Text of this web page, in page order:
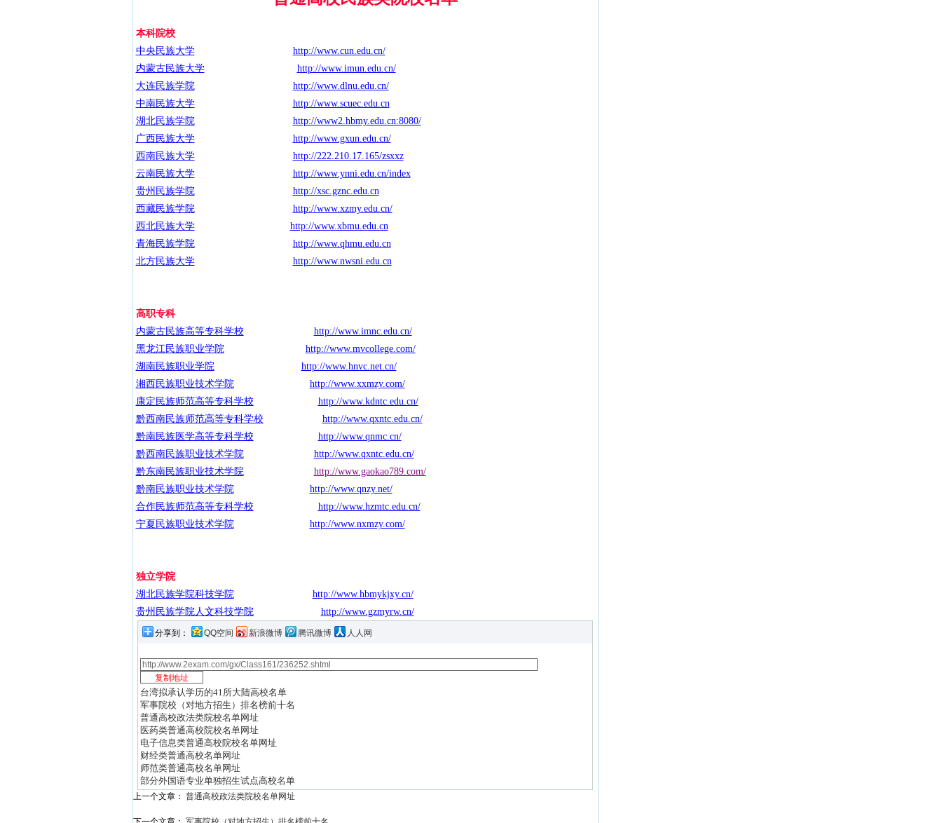
本科院校
中央民族大学
http://www.cun.edu.cn/
内蒙古民族大学
http://www.imun.edu.cn/
大连民族学院
http://www.dlnu.edu.cn/
中南民族大学
http://www.scuec.edu.cn
湖北民族学院
http://www2.hbmy.edu.cn:8080/
广西民族大学
http://www.gxun.edu.cn/
西南民族大学
http://222.210.17.165/zsxxz
云南民族大学
http://www.ynni.edu.cn/index
贵州民族学院
http://xsc.gznc.edu.cn
西藏民族学院
http://www.xzmy.edu.cn/
西北民族大学
http://www.xbmu.edu.cn
青海民族学院
http://www.qhmu.edu.cn
北方民族大学
http://www.nwsni.edu.cn
高职专科
内蒙古民族高等专科学校
http://www.imnc.edu.cn/
黑龙江民族职业学院
http://www.mvcollege.com/
湖南民族职业学院
http://www.hnvc.net.cn/
湘西民族职业技术学院
http://www.xxmzy.com/
康定民族师范高等专科学校
http://www.kdntc.edu.cn/
黔西南民族师范高等专科学校
http://www.qxntc.edu.cn/
黔南民族医学高等专科学校
http://www.qnmc.cn/
黔西南民族职业技术学院
http://www.qxntc.edu.cn/
黔东南民族职业技术学院
http://www.gaokao789.com/
黔南民族职业技术学院
http://www.qnzy.net/
合作民族师范高等专科学校
http://www.hzmtc.edu.cn/
宁夏民族职业技术学院
http://www.nxmzy.com/
独立学院
湖北民族学院科技学院
http://www.hbmykjxy.cn/
贵州民族学院人文科技学院
http://www.gzmyrw.cn/
分享到： QQ空间 新浪微博 腾讯微博 人人网
台湾拟承认学历的41所大陆高校名单
军事院校（对地方招生）排名榜前十名
普通高校政法类院校名单网址
医药类普通高校院校名单网址
电子信息类普通高校院校名单网址
财经类普通高校名单网址
师范类普通高校名单网址
部分外国语专业单独招生试点高校名单
上一个文章： 普通高校政法类院校名单网址